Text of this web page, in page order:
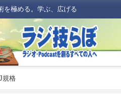
を極める。学ぶ、広げる
規格